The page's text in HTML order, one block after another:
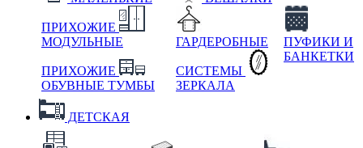
ПРИХОЖИЕ
МОДУЛЬНЫЕ
ПРИХОЖИЕ
ОБУВНЫЕ ТУМБЫ
ГАРДЕРОБНЫЕ
СИСТЕМЫ
ЗЕРКАЛА
ПУФИКИ И
БАНКЕТКИ
ДЕТСКАЯ